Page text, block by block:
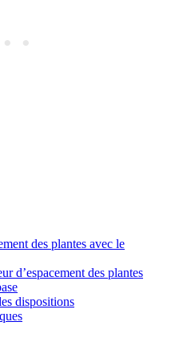
des plantes avec le
d’espacement des plantes
dispositions